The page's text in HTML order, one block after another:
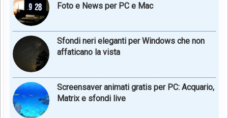
Foto e News per PC e Mac
Sfondi neri eleganti per Windows che non
affaticano la vista
Screensaver animati gratis per PC: Acquario,
Matrix e sfondi live